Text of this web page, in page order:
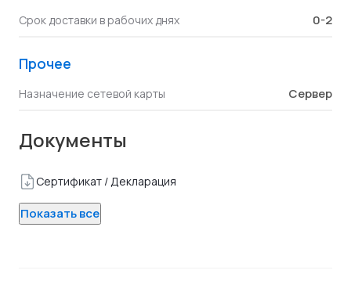
Срок доставки в рабочих днях 0-2
Прочее
Назначение сетевой карты Сервер
Документы
Сертификат / Декларация
Показать все